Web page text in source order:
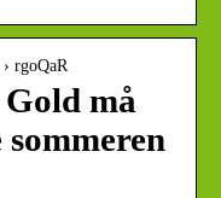
rgoQaR
må